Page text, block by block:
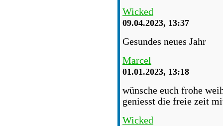
Wicked
09.04.2023, 13:37
Gesundes neues Jahr
Marcel
01.01.2023, 13:18
wünsche euch frohe
geniesst die freie zeit
Wicked